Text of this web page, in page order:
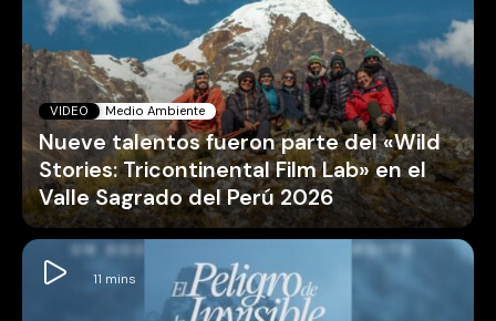
VIDEO Medio Ambiente
Nueve talentos fueron parte del «Wild
Stories: Tricontinental Film Lab» en el
Valle Sagrado del Perú 2026